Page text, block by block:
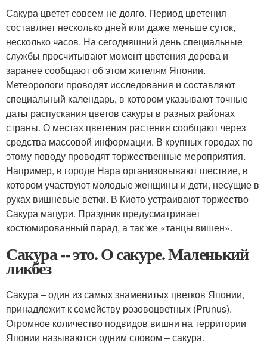
Сакура цветет совсем не долго. Период цветения
составляет несколько дней или даже меньше суток,
несколько часов. На сегодняшний день специальные
службы просчитывают момент цветения дерева и
заранее сообщают об этом жителям Японии.
Метеорологи проводят исследования и составляют
специальный календарь, в котором указывают точные
даты распускания цветов сакуры в разных районах
страны. О местах цветения растения сообщают через
средства массовой информации. В крупных городах по
этому поводу проводят торжественные мероприятия.
Например, в городе Нара организовывают шествие, в
котором участвуют молодые женщины и дети, несущие в
руках вишневые ветки. В Киото устраивают торжество
Сакура мацури. Праздник предусматривает
костюмированный парад, а так же «танцы вишен».
Сакура -- это. О сакуре. Маленький
ликбез
Сакура – один из самых знаменитых цветков Японии,
принадлежит к семейству розовоцветных (Prunus).
Огромное количество подвидов вишни на территории
Японии называются одним словом – сакура.